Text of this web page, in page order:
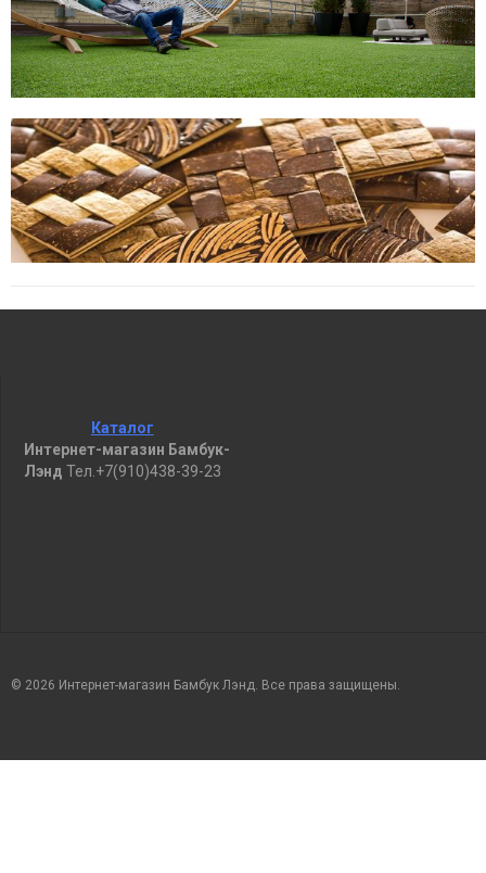
Каталог
Интернет-магазин Бамбук-
Лэнд Тел.+7(910)438-39-23
© 2026 Интернет-магазин Бамбук Лэнд. Все права защищены.